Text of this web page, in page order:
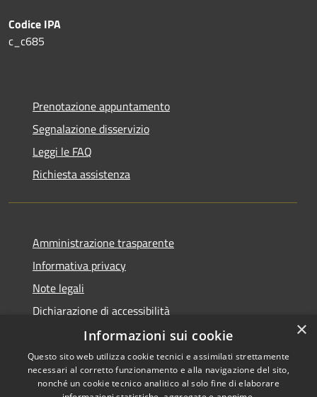
Codice IPA
c_c685
Prenotazione appuntamento
Segnalazione disservizio
Leggi le FAQ
Richiesta assistenza
Amministrazione trasparente
Informativa privacy
Note legali
Dichiarazione di accessibilità
Copyright © 2026 • Comune di
×
Informazioni sui cookie
Questo sito web utilizza cookie tecnici e assimilati strettamente
necessari al corretto funzionamento e alla navigazione del sito,
nonché un cookie tecnico analitico al solo fine di elaborare